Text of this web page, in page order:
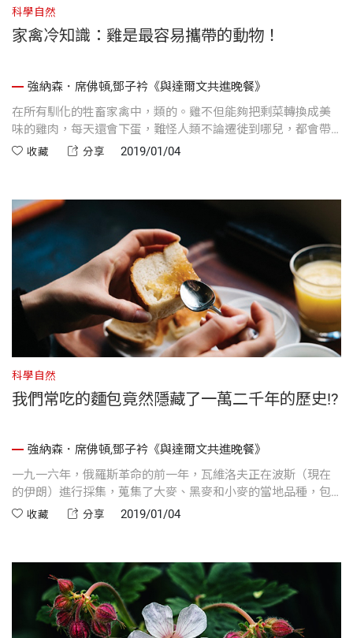
科學自然
家禽冷知識：雞是最容易攜帶的動物！
強納森．席佛頓,鄧子衿《與達爾文共進晚餐》
在所有馴化的牲畜家禽中，類的。雞不但能夠把剩菜轉換成美
味的雞肉，每天還會下蛋，難怪人類不論遷徙到哪兒，都會帶
著這種神奇的動物。
收藏 分享 2019/01/04
科學自然
我們常吃的麵包竟然隱藏了一萬二千年的歷史!?
強納森．席佛頓,鄧子衿《與達爾文共進晚餐》
一九一六年，俄羅斯革命的前一年，瓦維洛夫正在波斯（現在
的伊朗）進行採集，蒐集了大麥、黑麥和小麥的當地品種，包
括一種能夠對抗白粉病的小麥品種。
收藏 分享 2019/01/04